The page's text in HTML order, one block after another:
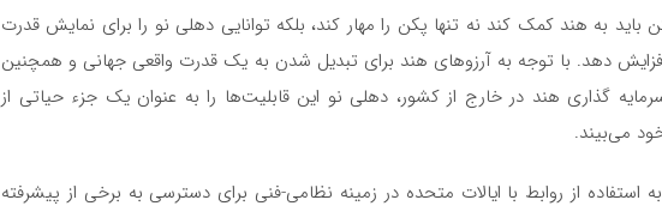
به هند کمک کند نه تنها پکن را مهار کند، بلکه توانایی دهلی نو را برای نمایش قدرت
افزایش دهد. با توجه به آرزوهای هند برای تبدیل شدن به یک قدرت واقعی جهانی و همچنین
گذاری هند در خارج از کشور، دهلی نو این قابلیت‌ها را به عنوان یک جزء حیاتی از
می‌بیند.
استفاده از روابط با ایالات متحده در زمینه نظامی-فنی برای دسترسی به برخی از پیشرفته